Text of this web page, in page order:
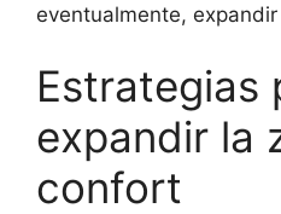
eventualmente,
Estrategias
expandir la
confort